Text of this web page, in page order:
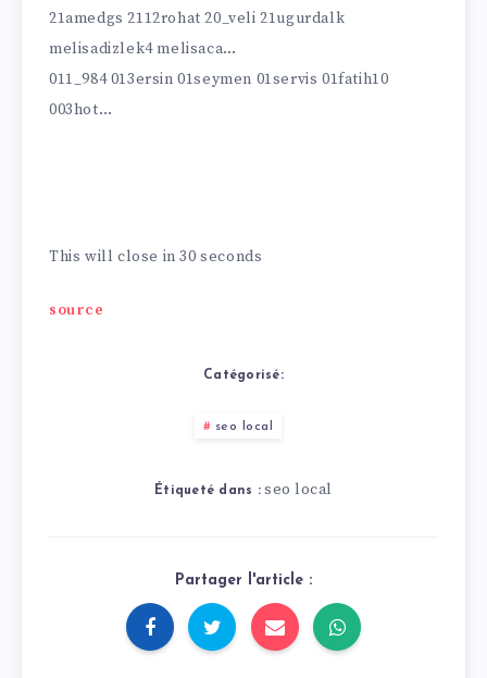
21amedgs 2112rohat 20_veli 21ugurdalk
melisadizlek4 melisaca…
011_984 013ersin 01seymen 01servis 01fatih10
003hot…
This will close in30seconds
source
Catégorisé:
seo local
Étiqueté dans : seo local
Partager l'article :